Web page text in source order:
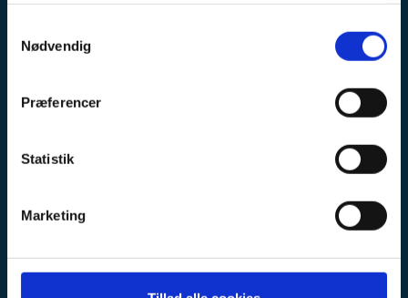
Nødvendig
Præferencer
Statistik
Marketing
Erhvervsbyvej 13
FAQ
Kontakt kædekontoret
Kontakt en af vores afdelinger